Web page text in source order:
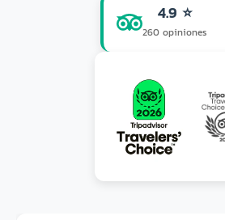
4.9 ⭐
260 opiniones